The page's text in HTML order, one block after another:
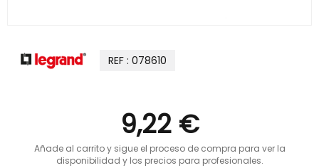
REF : 078610
9,22 €
Añade al carrito y sigue el proceso de compra para ver la
disponibilidad y los precios para profesionales.